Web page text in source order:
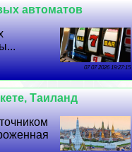
автоматов
07 07 2026 19:27:15
Таиланд